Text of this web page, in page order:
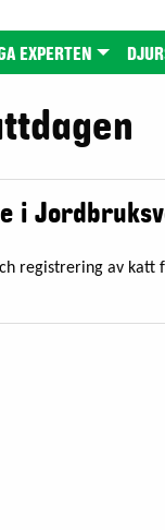
EXPERTEN
i
registrering av